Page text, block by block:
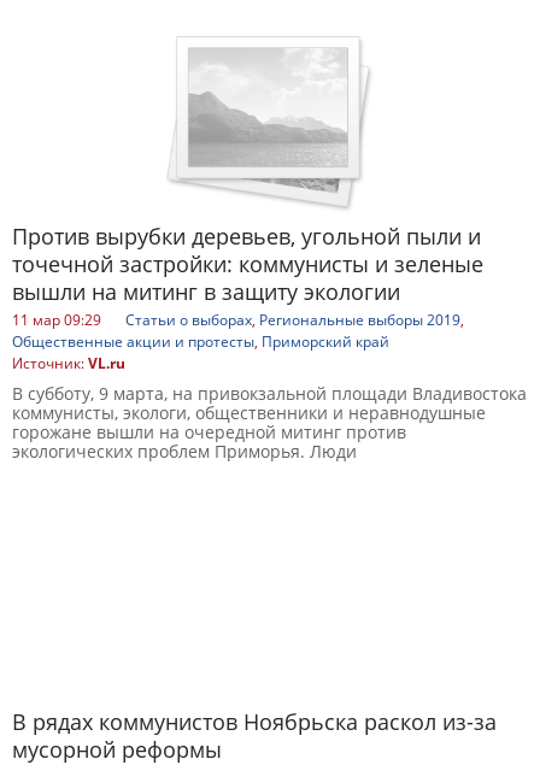
Против вырубки деревьев, угольной пыли и
точечной застройки: коммунисты и зеленые
вышли на митинг в защиту экологии
11 мар 09:29 Статьи о выборах, Региональные выборы 2019,
Общественные акции и протесты, Приморский край
Источник:VL.ru
В субботу, 9 марта, на привокзальной площади Владивостока
коммунисты, экологи, общественники и неравнодушные
горожане вышли на очередной митинг против
экологических проблем Приморья. Люди
В рядах коммунистов Ноябрьска раскол из-за
мусорной реформы